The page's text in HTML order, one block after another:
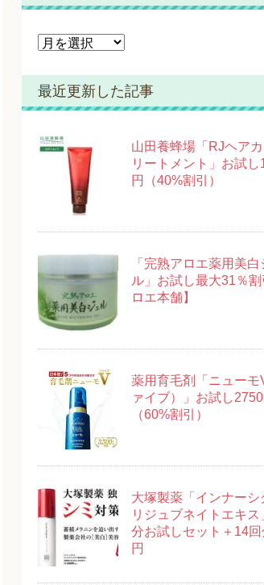
ー
ア
カ
イ
ブ
最近更新した記事
山田養蜂場「RJヘアカ
リートメント」お試し
円（40%割引）
「完熟アロエ薬用美白
ル」お試し最大31％
ロエ本舗】
薬用育毛剤「ニューモ
ァイブ）」お試し2750
（60%割引）
大塚製薬「インナーシ
リジュブネイトエキス
分お試しセット＋14
円